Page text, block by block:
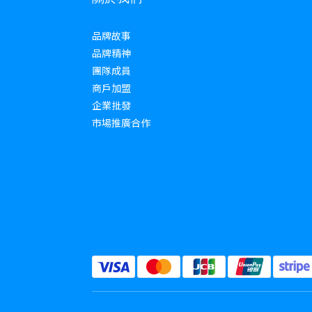
品牌故事
品牌精神
團隊成員
商戶加盟
企業批發
市場推廣合作